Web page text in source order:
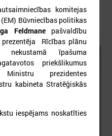
aprēķināšanas metodikā var
komitejas
Būvniecības politikas
Feldmanepašvaldību
Rīcības plānu
nekustamā īpašuma
priekšlikumus
prezidentes
kabineta Stratēģiskās
iespējams noskatīties